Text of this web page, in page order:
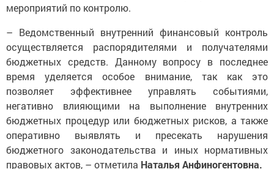
мероприятий по контролю.
– Ведомственный внутренний финансовый контроль
осуществляется распорядителями и получателями
бюджетных средств. Данному вопросу в последнее
время уделяется особое внимание, так как это
позволяет эффективнее управлять событиями,
негативно влияющими на выполнение внут­ренних
бюджетных процедур или бюджетных рисков, а также
оперативно выявлять и пресекать нарушения
бюджетного законодательства и иных нормативных
правовых актов, – отметила Наталья Анфиногентовна.